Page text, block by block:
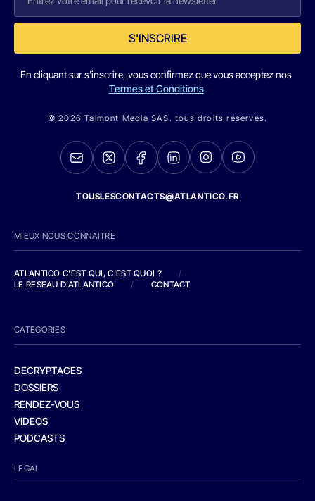
S'INSCRIRE
En cliquant sur s'inscrire, vous confirmez que vous acceptez nos
Termes et Conditions
© 2026 Talmont Media SAS. tous droits réservés.
TOUSLESCONTACTS@ATLANTICO.FR
MIEUX NOUS CONNAITRE
ATLANTICO C'EST QUI, C'EST QUOI ?
/
LE RESEAU D'ATLANTICO
/ CONTACT
CATEGORIES
DECRYPTAGES
DOSSIERS
RENDEZ-VOUS
VIDEOS
PODCASTS
LEGAL